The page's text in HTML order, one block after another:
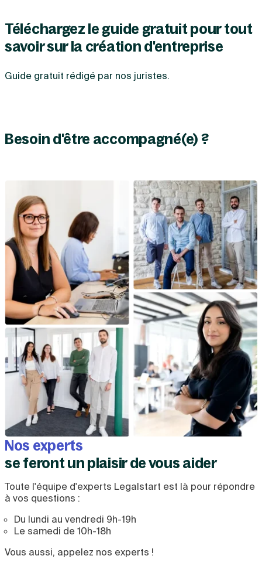
Téléchargez le guide gratuit pour tout
savoir sur la création d'entreprise
Guide gratuit rédigé par nos juristes.
Besoin d'être accompagné(e) ?
Nos experts
se feront un plaisir de vous aider
Toute l'équipe d'experts Legalstart est là pour répondre
à vos questions :
Du lundi au vendredi 9h-19h
Le samedi de 10h-18h
Vous aussi, appelez nos experts !